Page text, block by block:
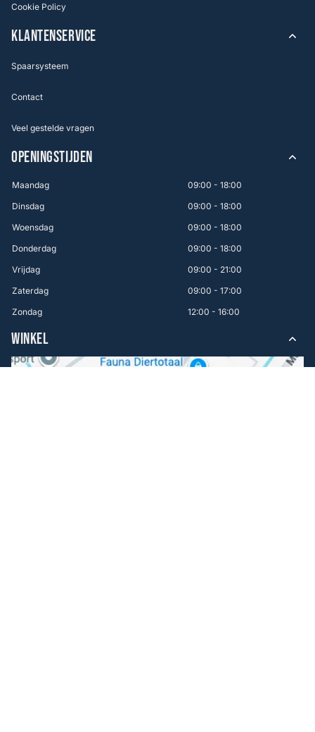
Cookie Policy
KLANTENSERVICE
Spaarsysteem
Contact
Veel gestelde vragen
OPENINGSTIJDEN
Maandag
09:00 - 18:00
Dinsdag
09:00 - 18:00
Woensdag
09:00 - 18:00
Donderdag
09:00 - 18:00
Vrijdag
09:00 - 21:00
Zaterdag
09:00 - 17:00
Zondag
12:00 - 16:00
WINKEL